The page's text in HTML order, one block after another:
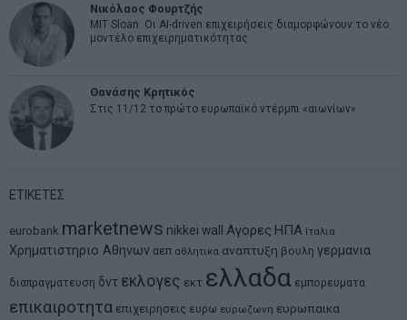
Νικόλαος Φουρτζής
MIT Sloan: Οι AI-driven επιχειρήσεις διαμορφώνουν το νέο
μοντέλο επιχειρηματικότητας
Θανάσης Κρητικός
Στις 11/12 το πρώτο ευρωπαϊκό ντέρμπι «αιωνίων»
ΕΤΙΚΕΤΕΣ
eurobank marketnews nikkei wall Αγορες ΗΠΑ Ιταλια
Χρηματιστηριο Αθηνων αεπ αθλητικα αναπτυξη βουλη γερμανια
διαπραγματευση δντ εκλογες εκτ ελλαδα εμπορευματα
επικαιροτητα επιχειρησεις ευρω ευρωζωνη ευρωπαικα